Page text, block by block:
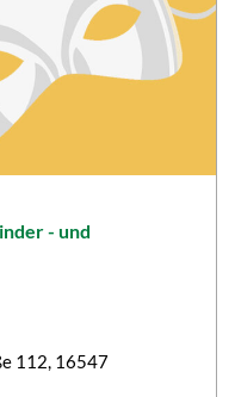
- und
112, 16547